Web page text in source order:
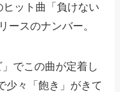
ット曲「負けない
ースのナンバー。
でこの曲が定着し
少々「飽き」がきて